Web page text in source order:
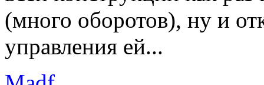
(много оборотов), ну и
управления ей...